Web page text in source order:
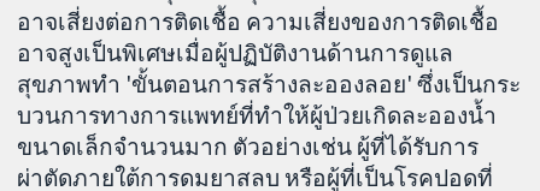
อาจเสี่ยงต่อการติดเชื้อ ความเสี่ยงของการติดเชื้อ
อาจสูงเป็นพิเศษเมื่อผู้ปฏิบัติงานด้านการดูแล
สุขภาพทำ 'ขั้นตอนการสร้างละอองลอย' ซึ่งเป็นกระ
บวนการทางการแพทย์ที่ทำให้ผู้ป่วยเกิดละอองน้ำ
ขนาดเล็กจำนวนมาก ตัวอย่างเช่น ผู้ที่ได้รับการ
ผ่าตัดภายใต้การดมยาสลบ หรือผู้ที่เป็นโรคปอดที่